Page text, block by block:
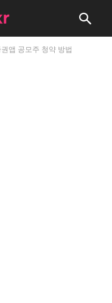
앱 공모주 청약 방법